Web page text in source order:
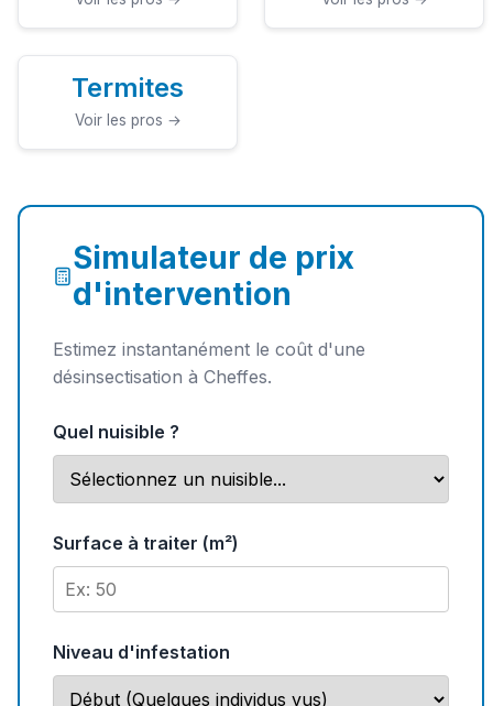
Termites
Voir les pros →
Simulateur de prix
d'intervention
Estimez instantanément le coût d'une
désinsectisation à Cheffes.
Quel nuisible ?
Surface à traiter (m²)
Niveau d'infestation